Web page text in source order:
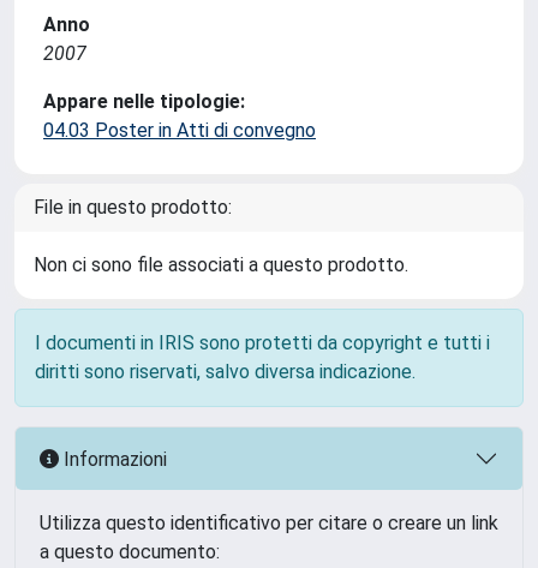
Anno
2007
Appare nelle tipologie:
04.03 Poster in Atti di convegno
File in questo prodotto:
Non ci sono file associati a questo prodotto.
I documenti in IRIS sono protetti da copyright e tutti i
diritti sono riservati, salvo diversa indicazione.
Informazioni
Utilizza questo identificativo per citare o creare un link
a questo documento: